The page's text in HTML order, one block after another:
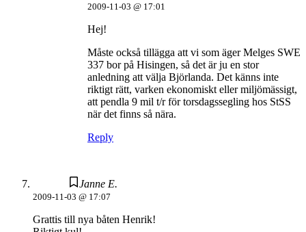
2009-11-03 @ 17:01
Hej!
Måste också tillägga att vi som äger Melges SWE
337 bor på Hisingen, så det är ju en stor
anledning att välja Björlanda. Det känns inte
riktigt rätt, varken ekonomiskt eller miljömässigt,
att pendla 9 mil t/r för torsdagssegling hos StSS
när det finns så nära.
Reply
Janne E.
2009-11-03 @ 17:07
Grattis till nya båten Henrik!